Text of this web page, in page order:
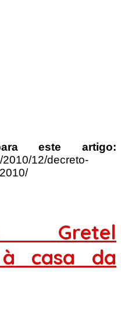
este artigo:
2010/12/decreto-
Gretel
à casa da